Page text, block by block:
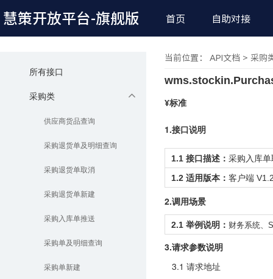
慧策开放平台-旗舰版 首页 自助对接
所有接口
采购类
供应商货品查询
采购退货单及明细查询
采购退货单取消
采购退货单新建
采购入库单推送
采购单及明细查询
采购单新建
当前位置： API文档 > 采购
¥标准
1.接口说明
1.1 接口描述： 采购入库单
1.2 适用版本： 客户端
2.调用场景
2.1 举例说明： 财务系统、
3.请求参数说明
3.1 请求地址